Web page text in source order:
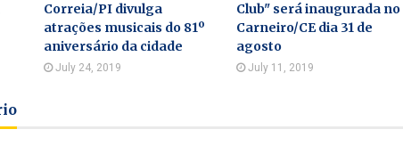
Correia/PI divulga
atrações musicais do 81º
aniversário da cidade
July 24, 2019
Club" será inaugurada no
Carneiro/CE dia 31 de
agosto
July 11, 2019